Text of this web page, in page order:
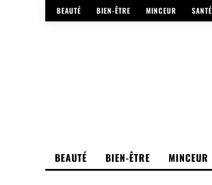
BEAUTÉ BIEN-ÊTRE MINCEUR SANTÉ
BEAUTÉ BIEN-ÊTRE MINCEUR